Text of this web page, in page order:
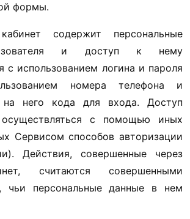
формы.
содержит персональные
и доступ к нему
с использованием логина и пароля
номера телефона и
на него кода для входа. Доступ
с помощью иных
Сервисом способов авторизации
Действия, совершенные через
считаются совершенными
чьи персональные данные в нем